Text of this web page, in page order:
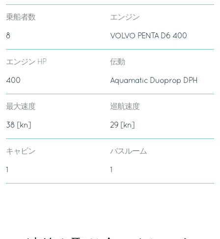
乗船者数
8
エンジン
VOLVO PENTA D6 400
エンジン HP
400
伝動
Aquamatic Duoprop DPH
最大速度
38 [kn]
巡航速度
29 [kn]
キャビン バスルーム